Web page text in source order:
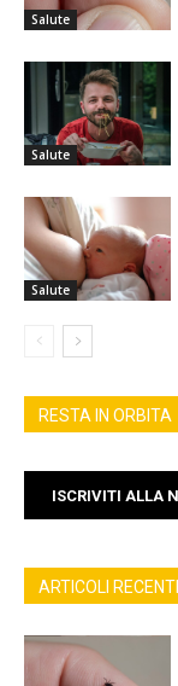
Salute
Salute
Salute
RESTA IN ORBITA
ISCRIVITI ALLA
ARTICOLI RECENTI